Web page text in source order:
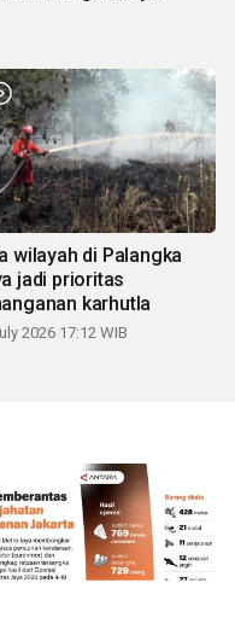
wilayah di Palangka
jadi prioritas
karhutla
2026 17:12 WIB